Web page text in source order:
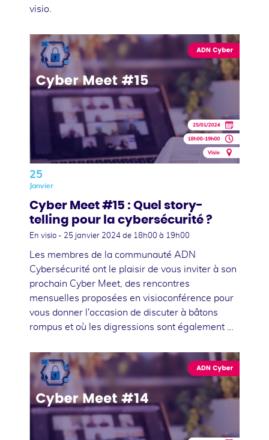
visio.
25
Janvier
Cyber Meet #15 : Quel story-
telling pour la cybersécurité ?
En visio - 25 janvier 2024 de 18h00 à 19h00
Les membres de la communauté ADN
Cybersécurité ont le plaisir de vous inviter à son
prochain Cyber Meet, des rencontres
mensuelles proposées en visioconférence pour
vous donner l'occasion de discuter à bâtons
rompus et où les digressions sont également …